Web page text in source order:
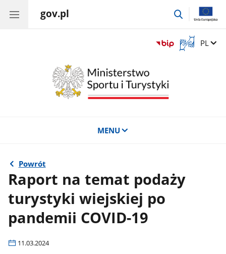
gov.pl
przejdź
Otwórz
okno
Zmień
PL
MENU
Powrót
Raport na temat podaży
turystyki wiejskiej po
pandemii COVID-19
11.03.2024